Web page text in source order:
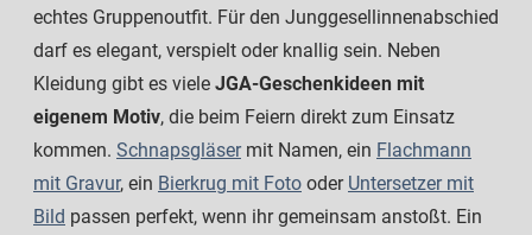
echtes Gruppenoutfit. Für den Junggesellinnenabschied
darf es elegant, verspielt oder knallig sein. Neben
Kleidung gibt es viele JGA-Geschenkideen mit
eigenem Motiv, die beim Feiern direkt zum Einsatz
kommen. Schnapsgläsermit Namen, ein Flachmann
mit Gravur, ein Bierkrug mit Foto oder Untersetzer mit
Bild passen perfekt, wenn ihr gemeinsam anstoßt. Ein